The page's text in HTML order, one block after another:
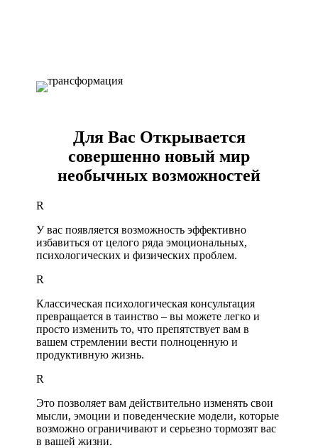
Для Вас Открывается
совершенно новый мир
необычных возможностей
R
У вас появляется возможность эффективно
избавиться от целого ряда эмоциональных,
психологических и физических проблем.
R
Классическая психологическая консультация
превращается в таинство – вы можете легко и
просто изменить то, что препятствует вам в
вашем стремлении вести полноценную и
продуктивную жизнь.
R
Это позволяет вам действительно изменять свои
мысли, эмоции и поведенческие модели, которые
возможно ограничивают и серьезно тормозят вас
в вашей жизни.